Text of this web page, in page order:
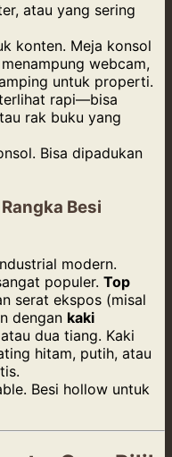
atau yang sering
konten. Meja konsol
webcam,
untuk properti.
rapi—bisa
rak buku yang
Bisa dipadukan
Besi
modern.
populer. Top
serat ekspos (misal
dengan kaki
dua tiang. Kaki
hitam, putih, atau
Besi hollow untuk